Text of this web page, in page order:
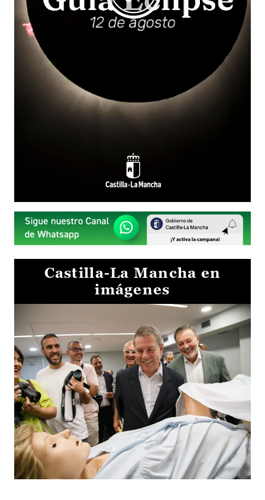
Castilla-La Mancha en
imágenes